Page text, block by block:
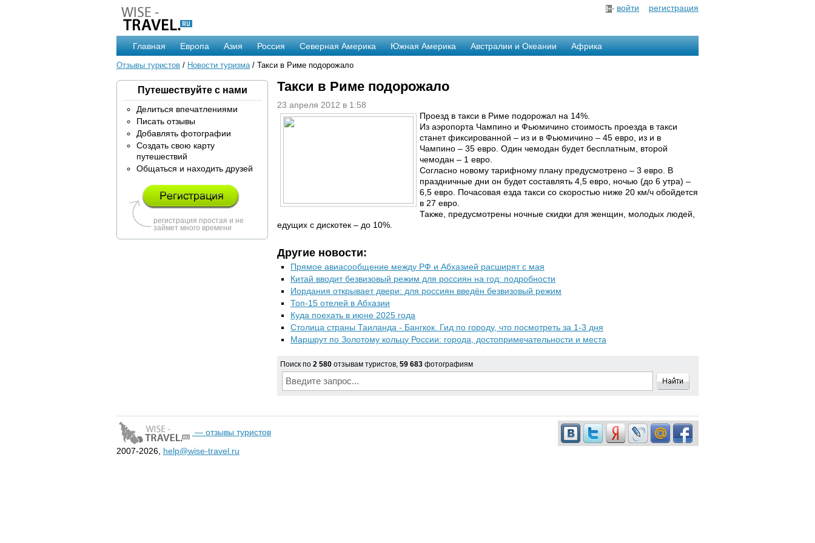
войти регистрация
Главная Европа Азия Россия Северная Америка Южная Америка Австралии и Океании Африка
Отзывы туристов / Новости туризма/ Такси в Риме подорожало
Путешествуйте с нами
Делиться впечатлениями
Писать отзывы
Добавлять фотографии
Создать свою карту
путешествий
Общаться и находить друзей
регистрация простая и не
займет много времени
Такси в Риме подорожало
23 апреля 2012 в 1:58
Проезд в такси в Риме подорожал на 14%.
Из аэропорта Чампино и Фьюмичино стоимость проезда в такси
станет фиксированной – из и в Фьюмичино – 45 евро, из и в
Чампино – 35 евро. Один чемодан будет бесплатным, второй
чемодан – 1 евро.
Согласно новому тарифному плану предусмотрено – 3 евро. В
праздничные дни он будет составлять 4,5 евро, ночью (до 6 утра) –
6,5 евро. Почасовая езда такси со скоростью ниже 20 км/ч обойдется
в 27 евро.
Также, предусмотрены ночные скидки для женщин, молодых людей,
едущих с дискотек – до 10%.
Другие новости:
Прямое авиасообщение между РФ и Абхазией расширят с мая
Китай вводит безвизовый режим для россиян на год: подробности
Иордания открывает двери: для россиян введён безвизовый режим
Топ-15 отелей в Абхазии
Куда поехать в июне 2025 года
Столица страны Таиланда - Бангкок. Гид по городу, что посмотреть за 1-3 дня
Маршрут по Золотому кольцу России: города, достопримечательности и места
Поиск по 2 580 отзывам туристов, 59 683 фотографиям
— отзывы туристов
2007-2026, help@wise-travel.ru